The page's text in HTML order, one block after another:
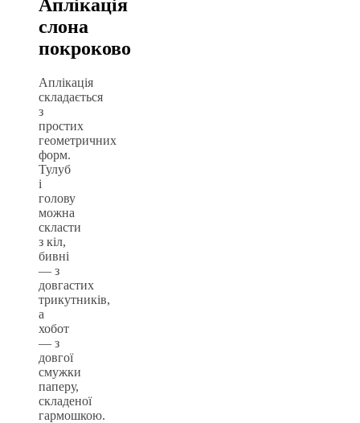
Аплікація
слона
покроково
Аплікація
складається
з
простих
геометричних
форм.
Тулуб
і
голову
можна
скласти
з кіл,
бивні
— з
довгастих
трикутників,
а
хобот
— з
довгої
смужки
паперу,
складеної
гармошкою.